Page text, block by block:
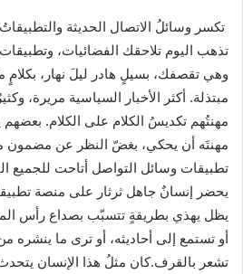
تكسر وسائلُ الاتصال الحديثة
تذهب اليوم تلاحقك الفضائيات،
وهي تقصفك، بسيلٍ هادر ليلَ نهار،
مبتذلة. أكثر الأخبار السياسية مريرة،
مهنتُهم تكديسُ الكلام على الكلام. بعضهم
مهنتَه أن يحكي، بغضّ النظر عن مضمون
‏تطبيقات وسائل التواصل أتاحت للجميع
يحضر إنسانٌ جاهل ثرثار على منصة
يظل يهذي بطريقةٍ تتسبّب بصداع رأس
أو تستمع إلى أحاديثه، أو ترى ما ينشره
تشعر بالقرف.كان مثلُ هذا الإنسان